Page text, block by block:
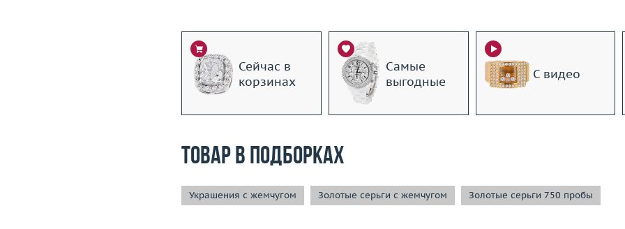
Сейчас в
корзинах
Самые
выгодные
С видео
Товар в подборках
Украшения с жемчугом Золотые серьги с жемчугом Золотые серьги 750 пробы